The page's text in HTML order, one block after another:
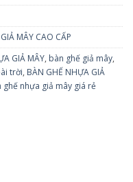
MÂY CAO CẤP
GIẢ MÂY, bàn ghế giả mây,
trời, BÀN GHẾ NHỰA GIẢ
ghế nhựa giả mây giá rẻ